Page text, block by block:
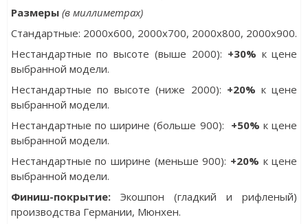
Размеры (в миллиметрах)
Стандартные: 2000х600, 2000x700, 2000x800, 2000x900.
Нестандартные по высоте (выше 2000): +30% к цене
выбранной модели.
Нестандартные по высоте (ниже 2000): +20% к цене
выбранной модели.
Нестандартные по ширине (больше 900): +50% к цене
выбранной модели.
Нестандартные по ширине (меньше 900): +20% к цене
выбранной модели.
Финиш-покрытие: Экошпон (гладкий и рифленый)
производства Германии, Мюнхен.